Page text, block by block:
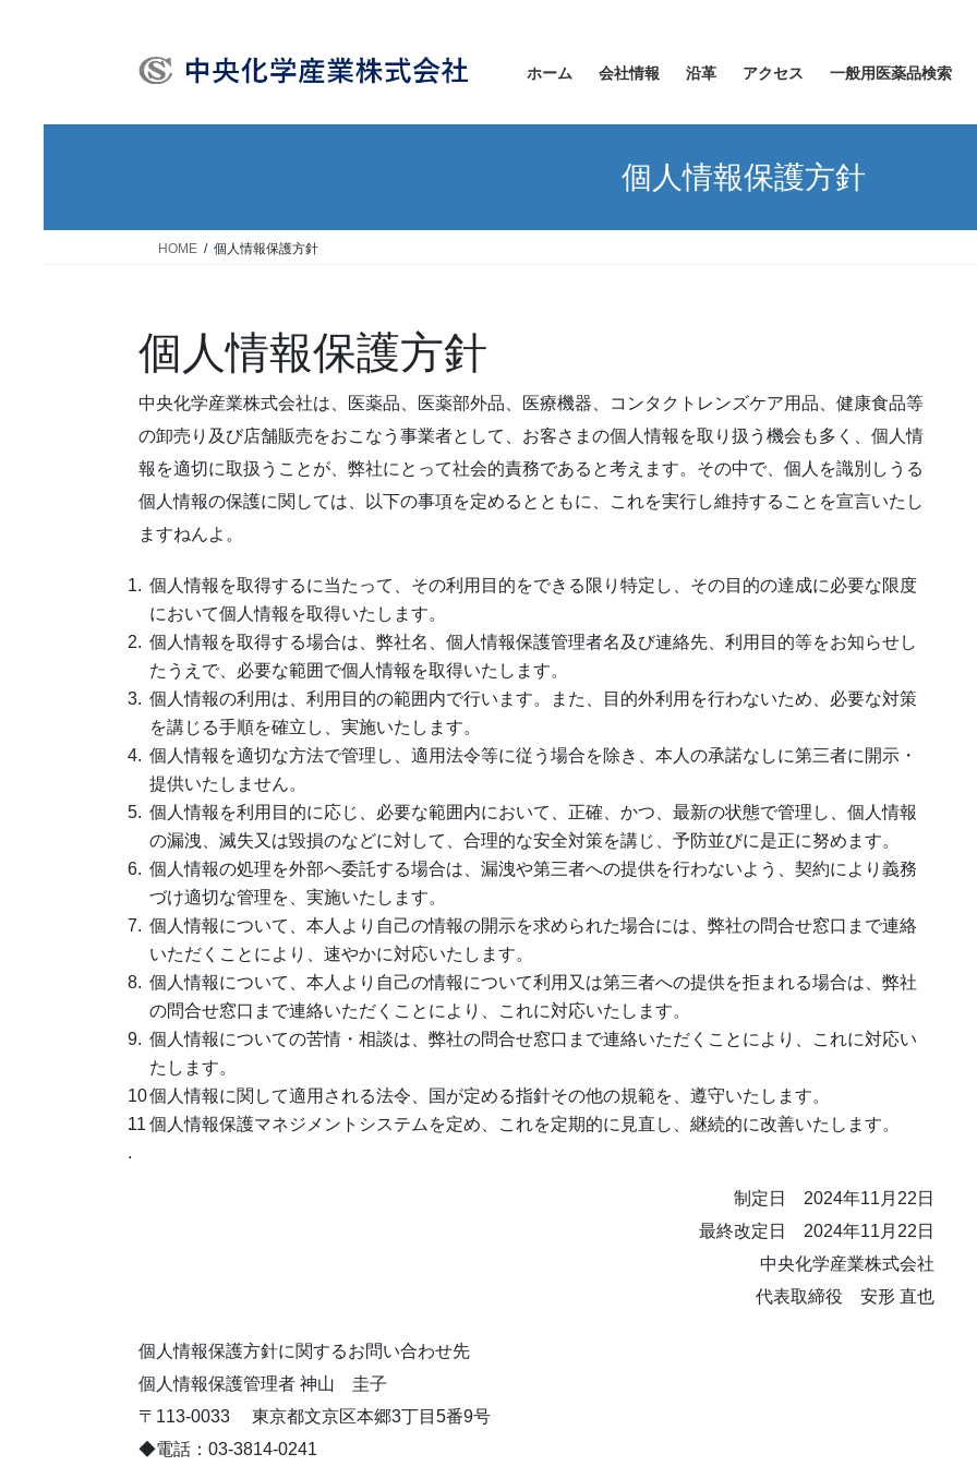
ホーム 会社情報 沿革 アクセス 一般用医薬品検索
個人情報保護方針
HOME 個人情報保護方針
個人情報保護方針
中央化学産業株式会社は、医薬品、医薬部外品、医療機器、コンタクトレンズケア用品、健康食品等
の卸売り及び店舗販売をおこなう事業者として、お客さまの個人情報を取り扱う機会も多く、個人情
報を適切に取扱うことが、弊社にとって社会的責務であると考えます。その中で、個人を識別しうる
個人情報の保護に関しては、以下の事項を定めるとともに、これを実行し維持することを宣言いたし
ますねんよ。
個人情報を取得するに当たって、その利用目的をできる限り特定し、その目的の達成に必要な限度
において個人情報を取得いたします。
個人情報を取得する場合は、弊社名、個人情報保護管理者名及び連絡先、利用目的等をお知らせし
たうえで、必要な範囲で個人情報を取得いたします。
個人情報の利用は、利用目的の範囲内で行います。また、目的外利用を行わないため、必要な対策
を講じる手順を確立し、実施いたします。
個人情報を適切な方法で管理し、適用法令等に従う場合を除き、本人の承諾なしに第三者に開示・
提供いたしません。
個人情報を利用目的に応じ、必要な範囲内において、正確、かつ、最新の状態で管理し、個人情報
の漏洩、滅失又は毀損のなどに対して、合理的な安全対策を講じ、予防並びに是正に努めます。
個人情報の処理を外部へ委託する場合は、漏洩や第三者への提供を行わないよう、契約により義務
づけ適切な管理を、実施いたします。
個人情報について、本人より自己の情報の開示を求められた場合には、弊社の問合せ窓口まで連絡
いただくことにより、速やかに対応いたします。
個人情報について、本人より自己の情報について利用又は第三者への提供を拒まれる場合は、弊社
の問合せ窓口まで連絡いただくことにより、これに対応いたします。
個人情報についての苦情・相談は、弊社の問合せ窓口まで連絡いただくことにより、これに対応い
たします。
個人情報に関して適用される法令、国が定める指針その他の規範を、遵守いたします。
個人情報保護マネジメントシステムを定め、これを定期的に見直し、継続的に改善いたします。
制定日 2024年11月22日
最終改定日 2024年11月22日
中央化学産業株式会社
代表取締役 安形 直也
個人情報保護方針に関するお問い合わせ先
個人情報保護管理者 神山 圭子
〒113-0033 東京都文京区本郷3丁目5番9号
◆電話：03-3814-0241